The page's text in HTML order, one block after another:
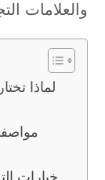
والعلامات
لماذا
خيارات